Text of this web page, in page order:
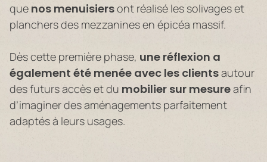
que nos menuisiersont réalisé les solivages et
planchers des mezzanines en épicéa massif.
Dès cette première phase, une réflexion a
également été menée avec les clientsautour
des futurs accès et du mobilier sur mesureafin
d’imaginer des aménagements parfaitement
adaptés à leurs usages.